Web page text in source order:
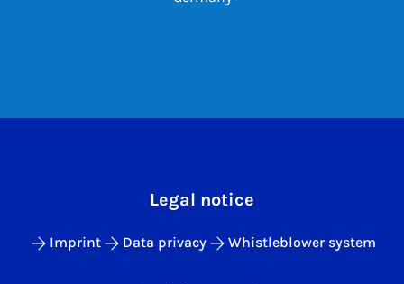
Legal notice
Imprint Data privacy Whistleblower system